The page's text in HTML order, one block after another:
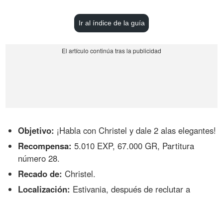
Ir al índice de la guía
Objetivo: ¡Habla con Christel y dale 2 alas elegantes!
Recompensa: 5.010 EXP, 67.000 GR, Partitura
número 28.
Recado de: Christel.
Localización: Estivania, después de reclutar a